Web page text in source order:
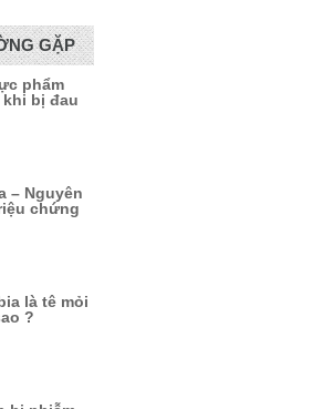
GẶP
phẩm
bị đau
– Nguyên
chứng
là tê mỏi
?